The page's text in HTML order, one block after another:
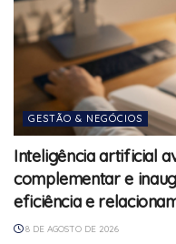
GESTÃO & NEGÓCIOS
Inteligência artificial
complementar e
eficiência e
8 DE AGOSTO DE 2026